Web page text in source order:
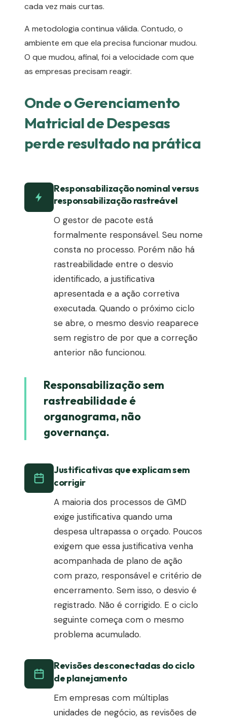
cada vez mais curtas.
A metodologia continua válida. Contudo, o
ambiente em que ela precisa funcionar mudou.
O que mudou, afinal, foi a velocidade com que
as empresas precisam reagir.
Onde o Gerenciamento
Matricial de Despesas
perde resultado na prática
Responsabilização nominal versus
responsabilização rastreável
O gestor de pacote está
formalmente responsável. Seu nome
consta no processo. Porém não há
rastreabilidade entre o desvio
identificado, a justificativa
apresentada e a ação corretiva
executada. Quando o próximo ciclo
se abre, o mesmo desvio reaparece
sem registro de por que a correção
anterior não funcionou.
Responsabilização sem
rastreabilidade é
organograma, não
governança.
Justificativas que explicam sem
corrigir
A maioria dos processos de GMD
exige justificativa quando uma
despesa ultrapassa o orçado. Poucos
exigem que essa justificativa venha
acompanhada de plano de ação
com prazo, responsável e critério de
encerramento. Sem isso, o desvio é
registrado. Não é corrigido. E o ciclo
seguinte começa com o mesmo
problema acumulado.
Revisões desconectadas do ciclo
de planejamento
Em empresas com múltiplas
unidades de negócio, as revisões de